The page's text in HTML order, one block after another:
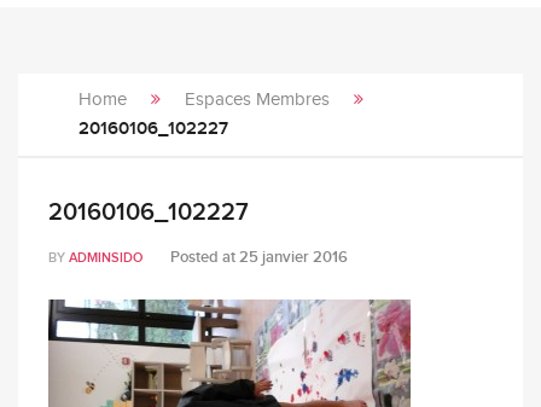
Home Espaces Membres
20160106_102227
20160106_102227
BY ADMINSIDO Posted at25 janvier 2016